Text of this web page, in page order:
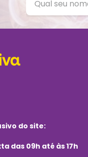
do site:
das 09h até às 17h